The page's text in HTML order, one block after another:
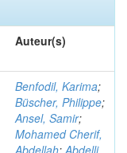
Auteur(s)
Benfodil, Karima;
Büscher, Philippe;
Ansel, Samir;
Mohamed Cherif,
Abdellah;Abdelli,